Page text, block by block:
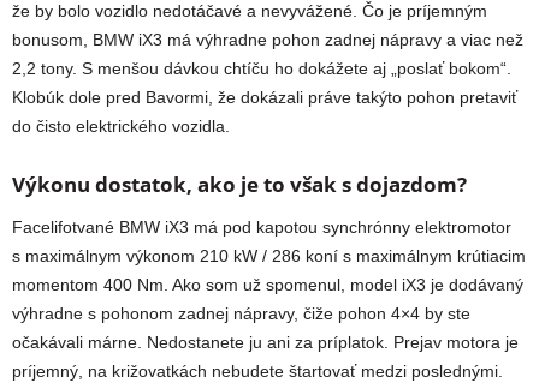
že by bolo vozidlo nedotáčavé a nevyvážené. Čo je príjemným
bonusom, BMW iX3 má výhradne pohon zadnej nápravy a viac než
2,2 tony. S menšou dávkou chtíču ho dokážete aj „poslať bokom“.
Klobúk dole pred Bavormi, že dokázali práve takýto pohon pretaviť
do čisto elektrického vozidla.
Výkonu dostatok, ako je to však s dojazdom?
Facelifotvané BMW iX3 má pod kapotou synchrónny elektromotor
s maximálnym výkonom 210 kW / 286 koní s maximálnym krútiacim
momentom 400 Nm. Ako som už spomenul, model iX3 je dodávaný
výhradne s pohonom zadnej nápravy, čiže pohon 4×4 by ste
očakávali márne. Nedostanete ju ani za príplatok. Prejav motora je
príjemný, na križovatkách nebudete štartovať medzi poslednými.